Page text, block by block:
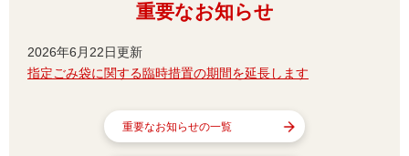
重要なお知らせ
2026年6月22日更新
指定ごみ袋に関する臨時措置の期間を延長します
重要なお知らせの一覧